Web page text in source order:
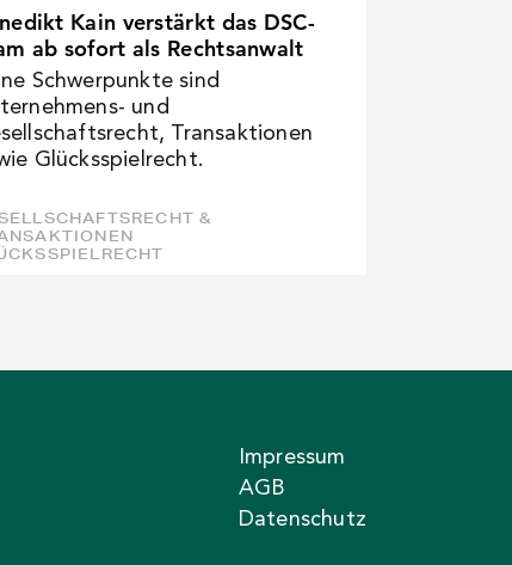
Kain verstärkt das DSC-
ab sofort als Rechtsanwalt
Schwerpunkte sind
und
Transaktionen
Glücksspielrecht.
&
Impressum
AGB
Datenschutz